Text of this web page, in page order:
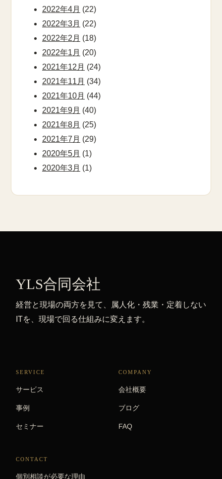
2022年4月 (22)
2022年3月 (22)
2022年2月 (18)
2022年1月 (20)
2021年12月 (24)
2021年11月 (34)
2021年10月 (44)
2021年9月 (40)
2021年8月 (25)
2021年7月 (29)
2020年5月 (1)
2020年3月 (1)
YLS合同会社
経営と現場の両方を見て、属人化・残業・定着しない
ITを、現場で回る仕組みに変えます。
SERVICE
サービス
事例
セミナー
COMPANY
会社概要
ブログ
FAQ
CONTACT
個別相談が必要な理由